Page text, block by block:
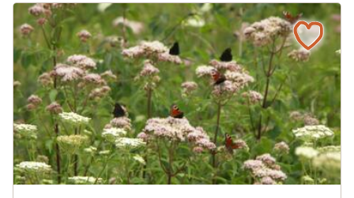
Ein blühendes Schmetterlingsbeet für Groß und Klein